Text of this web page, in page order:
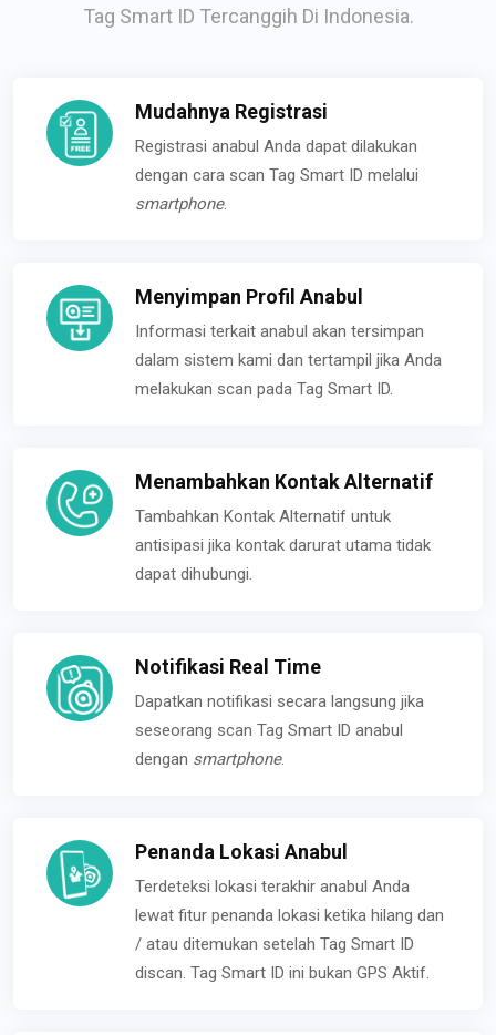
Tag Smart ID Tercanggih Di Indonesia.
Mudahnya Registrasi
Registrasi anabul Anda dapat dilakukan
dengan cara scan Tag Smart ID melalui
smartphone.
Menyimpan Profil Anabul
Informasi terkait anabul akan tersimpan
dalam sistem kami dan tertampil jika Anda
melakukan scan pada Tag Smart ID.
Menambahkan Kontak Alternatif
Tambahkan Kontak Alternatif untuk
antisipasi jika kontak darurat utama tidak
dapat dihubungi.
Notifikasi Real Time
Dapatkan notifikasi secara langsung jika
seseorang scan Tag Smart ID anabul
dengan smartphone.
Penanda Lokasi Anabul
Terdeteksi lokasi terakhir anabul Anda
lewat fitur penanda lokasi ketika hilang dan
/ atau ditemukan setelah Tag Smart ID
discan. Tag Smart ID ini bukan GPS Aktif.